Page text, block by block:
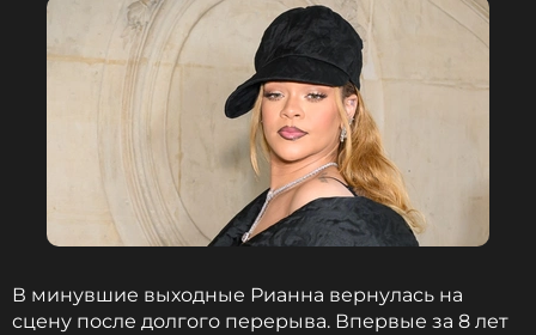
В минувшие выходные Рианна вернулась на
сцену после долгого перерыва. Впервые за 8 лет